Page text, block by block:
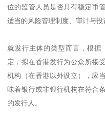
位的监管人员是否具有稳定币
适当的风险管理制度、审计与投
就发行主体的类型而言，根
定，拟在香港发行为公众所接
机构（在香港以外设立），应
味着银行或非银行机构在符合
的发行人。